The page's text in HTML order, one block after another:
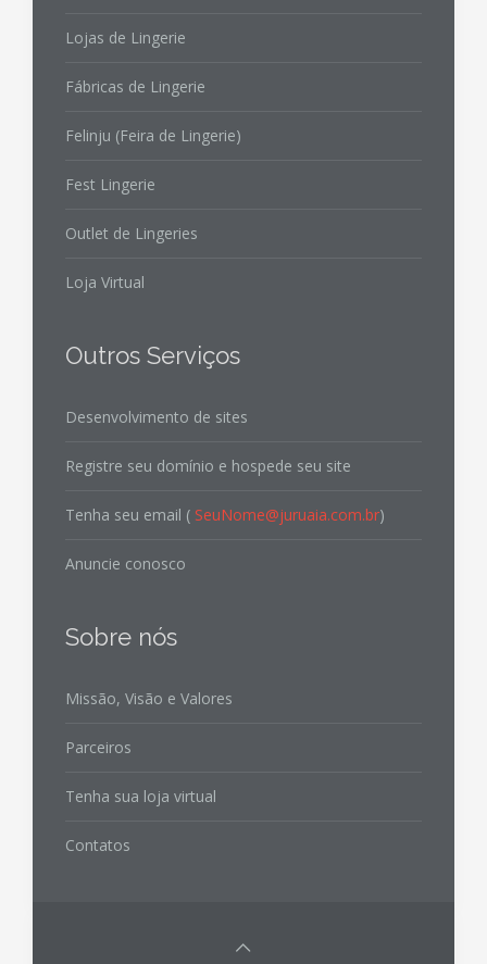
Lojas de Lingerie
Fábricas de Lingerie
Felinju (Feira de Lingerie)
Fest Lingerie
Outlet de Lingeries
Loja Virtual
Outros Serviços
Desenvolvimento de sites
Registre seu domínio e hospede seu site
Tenha seu email ( SeuNome@juruaia.com.br)
Anuncie conosco
Sobre nós
Missão, Visão e Valores
Parceiros
Tenha sua loja virtual
Contatos